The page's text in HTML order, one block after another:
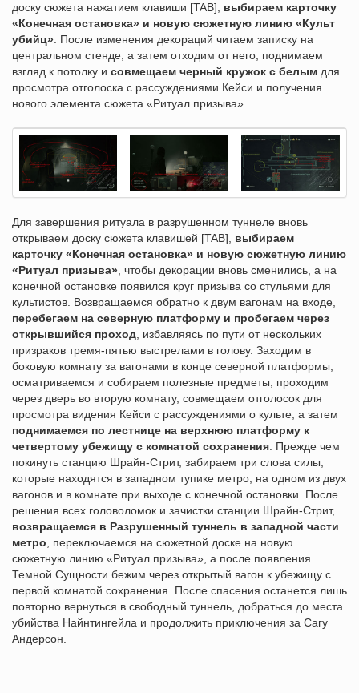
доску сюжета нажатием клавиши [TAB], выбираем карточку
«Конечная остановка» и новую сюжетную линию «Культ
убийц» . После изменения декораций читаем записку на
центральном стенде, а затем отходим от него, поднимаем
взгляд к потолку и совмещаем черный кружок с белым для
просмотра отголоска с рассуждениями Кейси и получения
нового элемента сюжета «Ритуал призыва».
Для завершения ритуала в разрушенном туннеле вновь
открываем доску сюжета клавишей [TAB], выбираем
карточку «Конечная остановка» и новую сюжетную линию
«Ритуал призыва» , чтобы декорации вновь сменились, а на
конечной остановке появился круг призыва со стульями для
культистов. Возвращаемся обратно к двум вагонам на входе,
перебегаем на северную платформу и пробегаем через
открывшийся проход , избавляясь по пути от нескольких
призраков тремя-пятью выстрелами в голову. Заходим в
боковую комнату за вагонами в конце северной платформы,
осматриваемся и собираем полезные предметы, проходим
через дверь во вторую комнату, совмещаем отголосок для
просмотра видения Кейси с рассуждениями о культе, а затем
поднимаемся по лестнице на верхнюю платформу к
четвертому убежищу с комнатой сохранения . Прежде чем
покинуть станцию Шрайн-Стрит, забираем три слова силы,
которые находятся в западном тупике метро, на одном из двух
вагонов и в комнате при выходе с конечной остановки. После
решения всех головоломок и зачистки станции Шрайн-Стрит,
возвращаемся в Разрушенный туннель в западной части
метро , переключаемся на сюжетной доске на новую
сюжетную линию «Ритуал призыва», а после появления
Темной Сущности бежим через открытый вагон к убежищу с
первой комнатой сохранения. После спасения останется лишь
повторно вернуться в свободный туннель, добраться до места
убийства Найнтингейла и продолжить приключения за Сагу
Андерсон.